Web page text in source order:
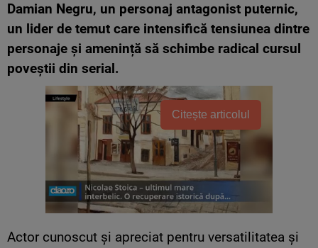
Damian Negru, un personaj antagonist puternic,
un lider de temut care intensifică tensiunea dintre
personaje și amenință să schimbe radical cursul
poveștii din serial.
Citește articolul
Actor cunoscut și apreciat pentru versatilitatea și